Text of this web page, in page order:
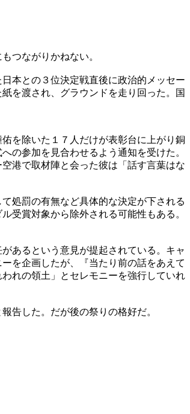
つながりかねない。
本との３位決定戦直後に政治的メッセー
を渡され、グラウンドを走り回った。国
を除いた１７人だけが表彰台に上がり銅
の参加を見合わせるよう通知を受けた。
港で取材陣と会った彼は「話す言葉はな
処罰の有無など具体的な決定が下される
受賞対象から除外される可能性もある。
あるという意見が提起されている。キャ
を企画したが、『当たり前の話をあえて
れの領土」とセレモニーを強行していれ
告した。だが後の祭りの格好だ。